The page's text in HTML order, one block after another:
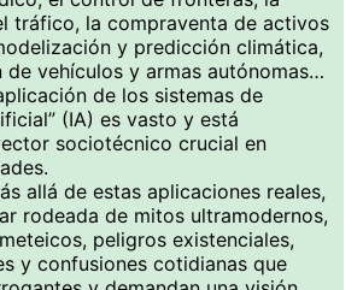
tráfico, la compraventa de activos
y predicción climática,
vehículos y armas autónomas…
de los sistemas de
(IA) es vasto y está
sociotécnico crucial en
allá de estas aplicaciones reales,
rodeada de mitos ultramodernos,
peligros existenciales,
y confusiones cotidianas que